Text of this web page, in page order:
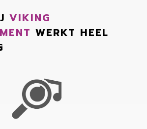
VIKING
WERKT HEEL